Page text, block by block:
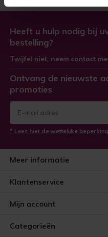
Heeft u hulp nodig bij
bestelling?
Twijfel niet, neem contact
Ontvang de nieuwste
promoties
* Lees hier de wettelijke
Meer informatie
Klantenservice
Mijn account
Categorieën